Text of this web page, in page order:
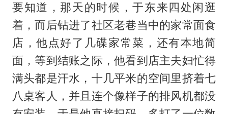
要知道，那天的时候，于东来四处闲逛
着，而后钻进了社区老巷当中的家常面食
店，他点好了几碟家常菜，还有本地简
面，等到结账之际，他看到店主夫妇忙得
满头都是汗水，十几平米的空间里挤着七
八桌客人，并且连个像样子的排风机都没